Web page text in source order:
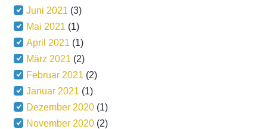
Juni 2021 (3)
Mai 2021 (1)
April 2021 (1)
März 2021 (2)
Februar 2021 (2)
Januar 2021 (1)
Dezember 2020 (1)
November 2020 (2)